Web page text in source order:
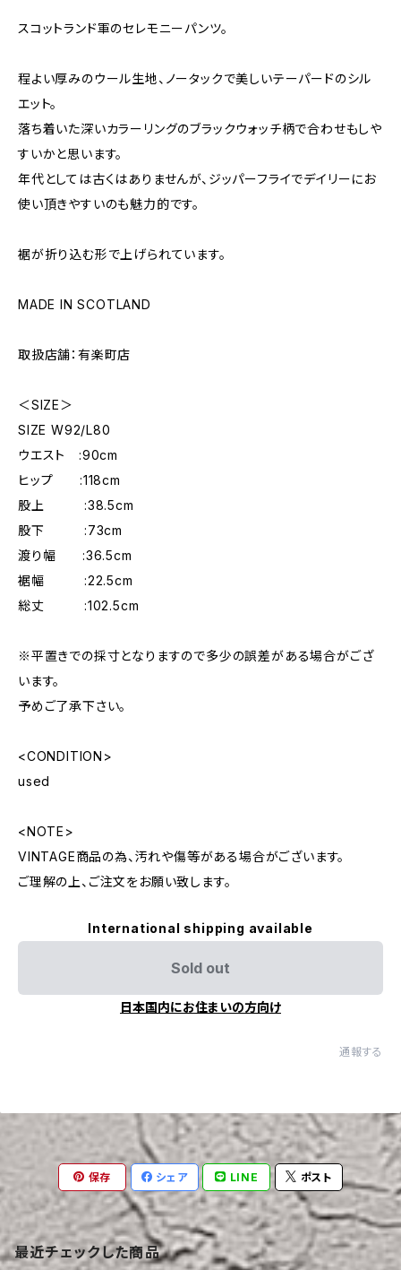
スコットランド軍のセレモニーパンツ。
程よい厚みのウール生地、ノータックで美しいテーパードのシル
エット。
落ち着いた深いカラーリングのブラックウォッチ柄で合わせもしや
すいかと思います。
年代としては古くはありませんが、ジッパーフライでデイリーにお
使い頂きやすいのも魅力的です。
裾が折り込む形で上げられています。
MADE IN SCOTLAND
取扱店舗：有楽町店
＜SIZE＞
SIZE W92/L80
ウエスト :90cm
ヒップ :118cm
股上 :38.5cm
股下 :73cm
渡り幅 :36.5cm
裾幅 :22.5cm
総丈 :102.5cm
※平置きでの採寸となりますので多少の誤差がある場合がござ
います。
予めご了承下さい。
<CONDITION>
used
<NOTE>
VINTAGE商品の為、汚れや傷等がある場合がございます。
ご理解の上、ご注文をお願い致します。
International shipping available
Sold out
日本国内にお住まいの方向け
通報する
保存 シェア LINE ポスト
最近チェックした商品